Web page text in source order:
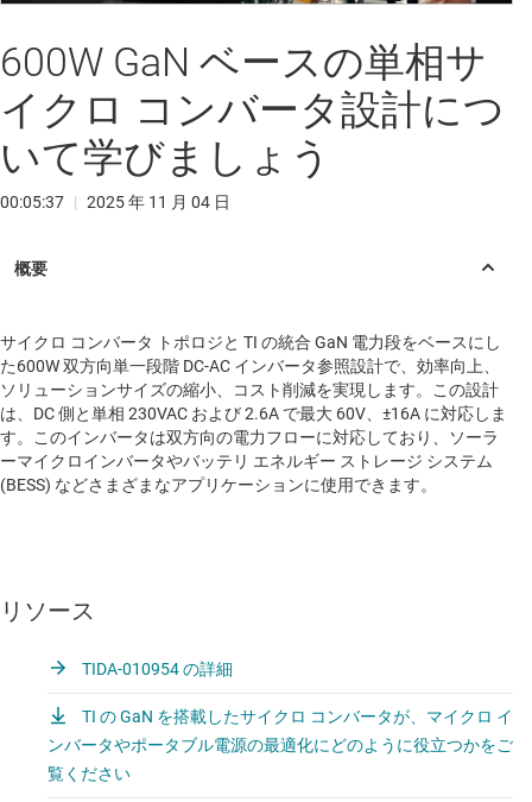
Video
600W GaN ベースの単相サ
イクロ コンバータ設計につ
いて学びましょう
00:05:37 | 2025 年 11 月 04 日
サイクロ コンバータ トポロジと TI の統合 GaN 電力段をベースにし
た600W 双方向単一段階 DC-AC インバータ参照設計で、効率向上、
ソリューションサイズの縮小、コスト削減を実現します。この設計
は、DC 側と単相 230VAC および 2.6A で最大 60V、±16A に対応しま
す。このインバータは双方向の電力フローに対応しており、ソーラ
ーマイクロインバータやバッテリ エネルギー ストレージ システム
(BESS) などさまざまなアプリケーションに使用できます。
リソース
TIDA-010954 の詳細
TI の GaN を搭載したサイクロ コンバータが、マイクロ イ
ンバータやポータブル電源の最適化にどのように役立つかをご
覧ください